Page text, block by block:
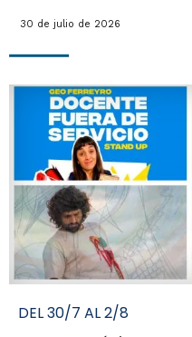
30 de julio de 2026
DEL 30/7 AL 2/8